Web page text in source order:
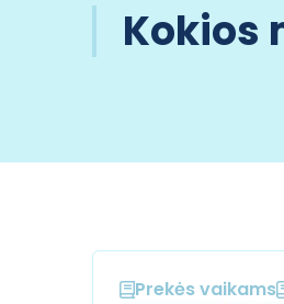
Kokios
Prekės vaikams